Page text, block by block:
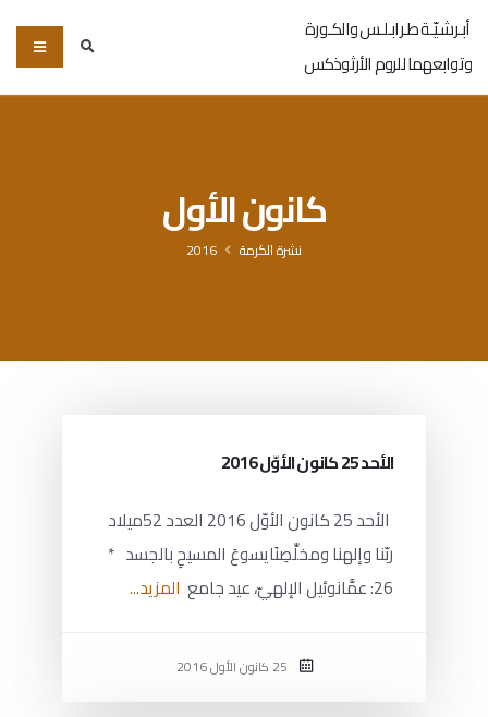
أبـرشـيّـة طـرابـلـس والكـورة
وتوابعهما للروم الأرثوذكس
كانون الأول
نشرة الكرمة 2016
الأحد 25 كانون الأوّل 2016
الأحد 25 كانون الأوّل 2016 العدد 52ميلاد
ربّنا وإلهنا ومخلِّصِنَايسوعَ المسيحِ بالجسد *
26: عمَّانوئيل الإلهيّ، عيد جامع
المزيد...